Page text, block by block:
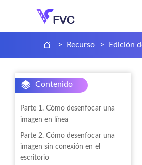
> Recurso > Edición
Contenido
Parte 1. Cómo desenfocar una
imagen en línea
Parte 2. Cómo desenfocar una
imagen sin conexión en el
escritorio